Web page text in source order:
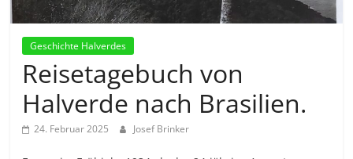
Geschichte Halverdes
Reisetagebuch von
Halverde nach Brasilien.
24. Februar 2025 Josef Brinker